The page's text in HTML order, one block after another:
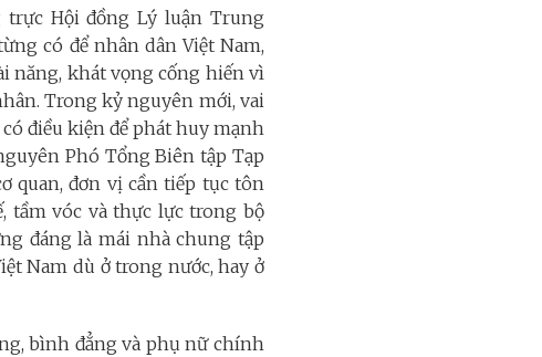
Hội đồng Lý luận Trung
có để nhân dân Việt Nam,
năng, khát vọng cống hiến vì
Trong kỷ nguyên mới, vai
điều kiện để phát huy mạnh
Phó Tổng Biên tập Tạp
quan, đơn vị cần tiếp tục tôn
tầm vóc và thực lực trong bộ
đáng là mái nhà chung tập
Nam dù ở trong nước, hay ở
bình đẳng và phụ nữ chính